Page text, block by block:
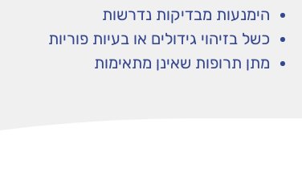
הימנעות מבדיקות נדרשות
כשל בזיהוי גידולים או בעיות פוריות
מתן תרופות שאינן מתאימות